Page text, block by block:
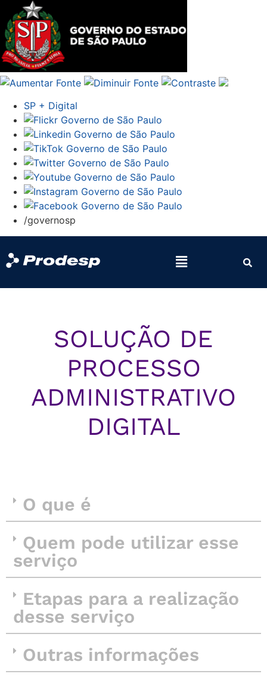
SP + Digital
/governosp
SOLUÇÃO DE
PROCESSO
ADMINISTRATIVO
DIGITAL
O que é
Quem pode utilizar esse
serviço
Etapas para a realização
desse serviço
Outras informações